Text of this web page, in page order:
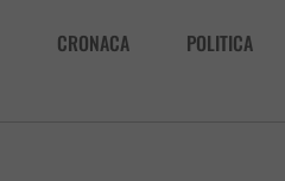
CRONACA POLITICA